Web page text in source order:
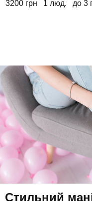
3200 грн 1 люд. до 3
Стильний